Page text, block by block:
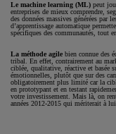
Le machine learning (ML) peut
entreprises de mieux comprendre,
des données massives générées
d’apprentissage automatique
spécifiques des communautés, tout
La méthode agile bien connue des
tribal. En effet, contrairement au
ciblée, qualitative, réactive et basée
émotionnelles, plutôt que sur des
obligatoirement plus limité car la
en prototypant et en testant
votre investissement. Mais là, on
années 2012-2015 qui mériterait à